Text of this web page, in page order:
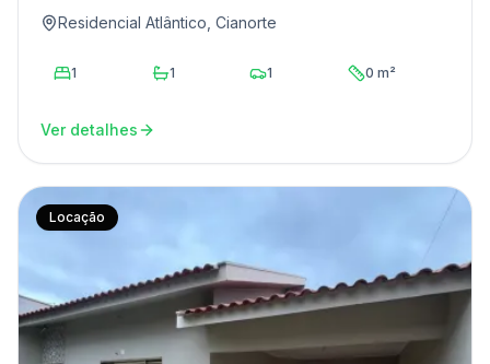
Residencial Atlântico, Cianorte
1 1 1 0 m²
Ver detalhes
Locação